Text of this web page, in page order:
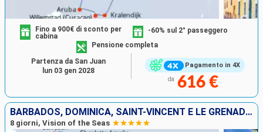
Pagamento in 4X
Fino a 900€ di sconto per
cabina
-60% sul 2° passeggero
Pensione completa
da 616 €
Partenza da San Juan
lun 03 gen 2028
BARBADOS, DOMINICA, SAINT-VINCENT E LE GRENADINE, ANTIGUA E BARBUDA, STATI UNITI, PORTORICO
8 giorni, Vision of the Seas